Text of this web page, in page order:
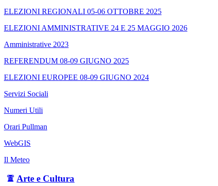
ELEZIONI REGIONALI 05-06 OTTOBRE 2025
ELEZIONI AMMINISTRATIVE 24 E 25 MAGGIO 2026
Amministrative 2023
REFERENDUM 08-09 GIUGNO 2025
ELEZIONI EUROPEE 08-09 GIUGNO 2024
Servizi Sociali
Numeri Utili
Orari Pullman
WebGIS
Il Meteo
Arte e Cultura